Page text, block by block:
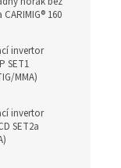
160
invertor
SET1
MMA)
invertor
SET2a